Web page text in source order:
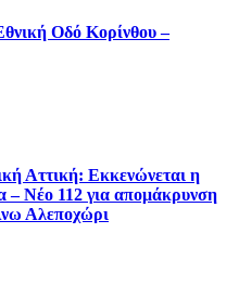
Oδό Κορίνθου –
Αττική: Εκκενώνεται η
– Νέο 112 για απομάκρυνση
Αλεποχώρι